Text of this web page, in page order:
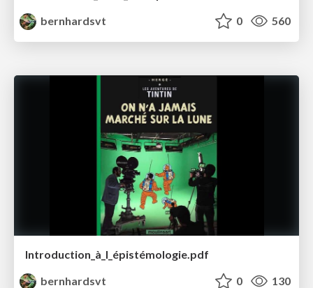
bernhardsvt
0 560
Introduction_à_l_épistémologie.pdf
bernhardsvt
0 130